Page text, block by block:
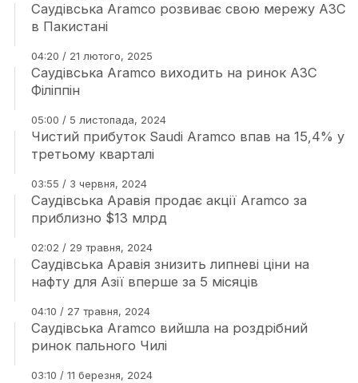
Саудівська Aramco розвиває свою мережу АЗС
в Пакистані
04:20 / 21 лютого, 2025
Саудівська Aramco виходить на ринок АЗС
Філіппін
05:00 / 5 листопада, 2024
Чистий прибуток Saudi Aramco впав на 15,4% у
третьому кварталі
03:55 / 3 червня, 2024
Саудівська Аравія продає акції Aramco за
приблизно $13 млрд
02:02 / 29 травня, 2024
Саудівська Аравія знизить липневі ціни на
нафту для Азії вперше за 5 місяців
04:10 / 27 травня, 2024
Саудівська Aramco вийшла на роздрібний
ринок пального Чилі
03:10 / 11 березня, 2024